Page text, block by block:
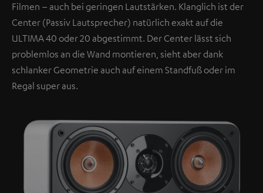
Filmen – auch bei geringen Lautstärken. Klanglich ist der
Center (Passiv Lautsprecher) natürlich exakt auf die
ULTIMA 40 oder 20 abgestimmt. Der Center lässt sich
problemlos an die Wand montieren, sieht aber dank
schlanker Geometrie auch auf einem Standfuß oder im
Regal super aus.